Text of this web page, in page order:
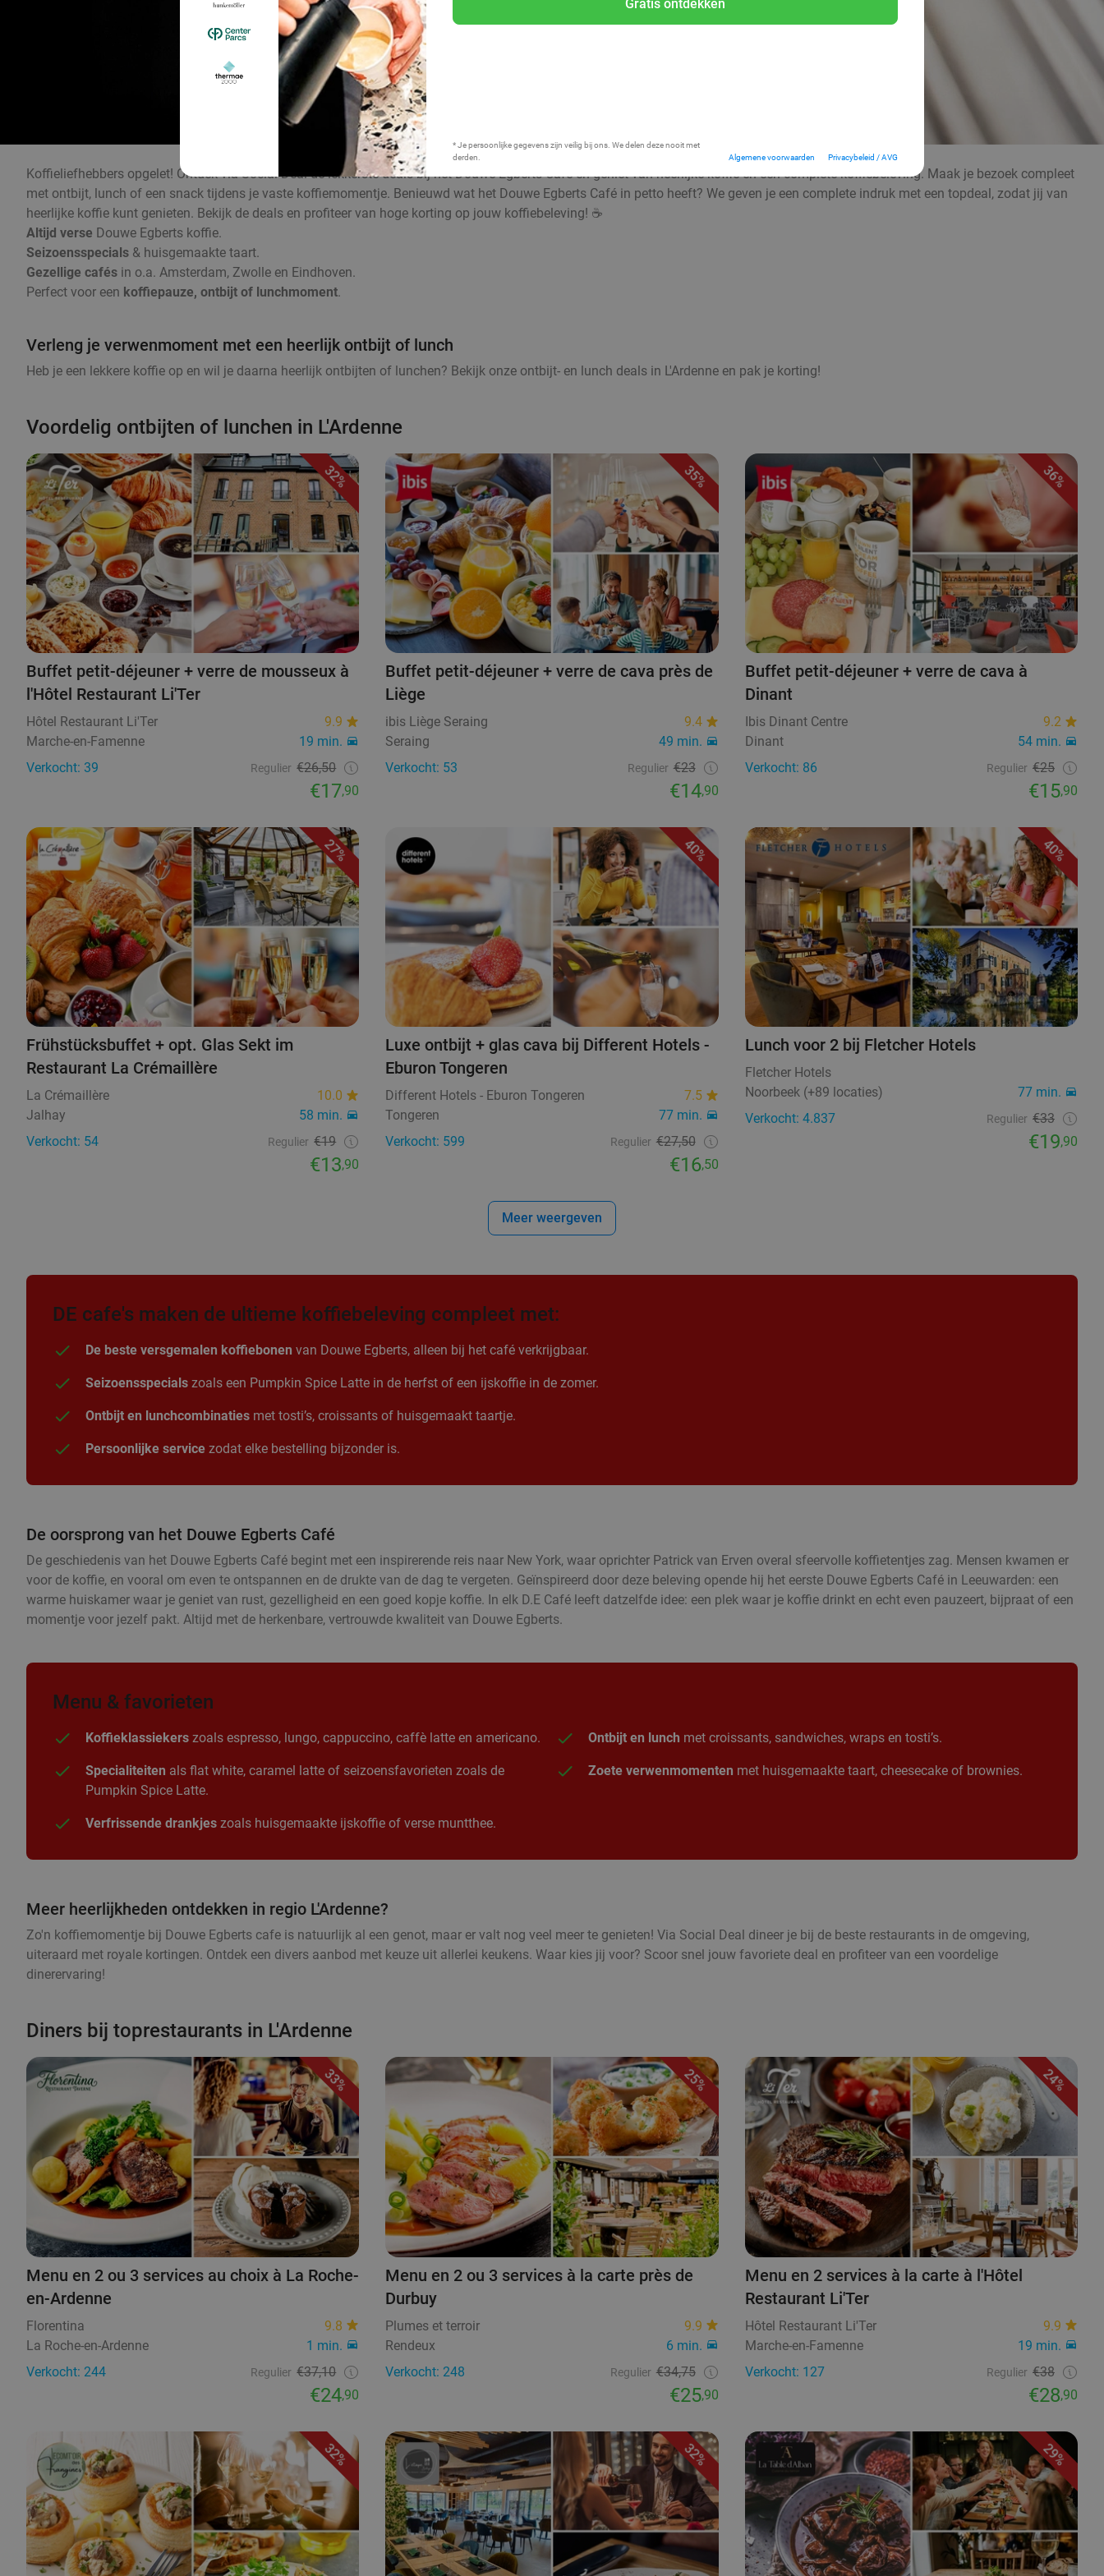
Gratis ontdekken
* Je persoonlijke gegevens zijn veilig bij ons. We delen deze nooit met
derden.
Algemene voorwaarden Privacybeleid / AVG
Koffieliefhebbers opgelet! Ontdek via Social Deal de lekkerste deals bij het Douwe Egberts Café en geniet van heerlijke koffie en een complete koffiebeleving. Maak je bezoek compleet
met ontbijt, lunch of een snack tijdens je vaste koffiemomentje. Benieuwd wat het Douwe Egberts Café in petto heeft? We geven je een complete indruk met een topdeal, zodat jij van
heerlijke koffie kunt genieten. Bekijk de deals en profiteer van hoge korting op jouw koffiebeleving! ☕
Altijd verse Douwe Egberts koffie.
Seizoensspecials & huisgemaakte taart.
Gezellige cafés in o.a. Amsterdam, Zwolle en Eindhoven.
Perfect voor een koffiepauze, ontbijt of lunchmoment.
Verleng je verwenmoment met een heerlijk ontbijt of lunch
Heb je een lekkere koffie op en wil je daarna heerlijk ontbijten of lunchen? Bekijk onze ontbijt- en lunch deals in L'Ardenne en pak je korting!
Voordelig ontbijten of lunchen in L'Ardenne
32%
Buffet petit-déjeuner + verre de mousseux à
l'Hôtel Restaurant Li'Ter
Hôtel Restaurant Li'Ter
9.9
Marche-en-Famenne
19 min.
Verkocht: 39
Regulier €26,50
€17,90
35%
Buffet petit-déjeuner + verre de cava près de
Liège
ibis Liège Seraing
9.4
Seraing
49 min.
Verkocht: 53
Regulier €23
€14,90
36%
Buffet petit-déjeuner + verre de cava à
Dinant
Ibis Dinant Centre
9.2
Dinant
54 min.
Verkocht: 86
Regulier €25
€15,90
27%
Frühstücksbuffet + opt. Glas Sekt im
Restaurant La Crémaillère
La Crémaillère
10.0
Jalhay
58 min.
Verkocht: 54
Regulier €19
€13,90
40%
Luxe ontbijt + glas cava bij Different Hotels -
Eburon Tongeren
Different Hotels - Eburon Tongeren
7.5
Tongeren
77 min.
Verkocht: 599
Regulier €27,50
€16,50
40%
Lunch voor 2 bij Fletcher Hotels
Fletcher Hotels
Noorbeek (+89 locaties)
77 min.
Verkocht: 4.837
Regulier €33
€19,90
Meer weergeven
DE cafe's maken de ultieme koffiebeleving compleet met:
De beste versgemalen koffiebonen van Douwe Egberts, alleen bij het café verkrijgbaar.
Seizoensspecials zoals een Pumpkin Spice Latte in de herfst of een ijskoffie in de zomer.
Ontbijt en lunchcombinaties met tosti’s, croissants of huisgemaakt taartje.
Persoonlijke service zodat elke bestelling bijzonder is.
De oorsprong van het Douwe Egberts Café
De geschiedenis van het Douwe Egberts Café begint met een inspirerende reis naar New York, waar oprichter Patrick van Erven overal sfeervolle koffietentjes zag. Mensen kwamen er
voor de koffie, en vooral om even te ontspannen en de drukte van de dag te vergeten. Geïnspireerd door deze beleving opende hij het eerste Douwe Egberts Café in Leeuwarden: een
warme huiskamer waar je geniet van rust, gezelligheid en een goed kopje koffie. In elk D.E Café leeft datzelfde idee: een plek waar je koffie drinkt en echt even pauzeert, bijpraat of een
momentje voor jezelf pakt. Altijd met de herkenbare, vertrouwde kwaliteit van Douwe Egberts.
Menu & favorieten
Koffieklassiekers zoals espresso, lungo, cappuccino, caffè latte en americano.
Specialiteiten als flat white, caramel latte of seizoensfavorieten zoals de
Pumpkin Spice Latte.
Verfrissende drankjes zoals huisgemaakte ijskoffie of verse muntthee.
Ontbijt en lunch met croissants, sandwiches, wraps en tosti’s.
Zoete verwenmomenten met huisgemaakte taart, cheesecake of brownies.
Meer heerlijkheden ontdekken in regio L'Ardenne?
Zo'n koffiemomentje bij Douwe Egberts cafe is natuurlijk al een genot, maar er valt nog veel meer te genieten! Via Social Deal dineer je bij de beste restaurants in de omgeving,
uiteraard met royale kortingen. Ontdek een divers aanbod met keuze uit allerlei keukens. Waar kies jij voor? Scoor snel jouw favoriete deal en profiteer van een voordelige
dinerervaring!
Diners bij toprestaurants in L'Ardenne
33%
Menu en 2 ou 3 services au choix à La Roche-
en-Ardenne
Florentina
9.8
La Roche-en-Ardenne
1 min.
Verkocht: 244
Regulier €37,10
€24,90
25%
Menu en 2 ou 3 services à la carte près de
Durbuy
Plumes et terroir
9.9
Rendeux
6 min.
Verkocht: 248
Regulier €34,75
€25,90
24%
Menu en 2 services à la carte à l'Hôtel
Restaurant Li'Ter
Hôtel Restaurant Li'Ter
9.9
Marche-en-Famenne
19 min.
Verkocht: 127
Regulier €38
€28,90
32% 32% 29%